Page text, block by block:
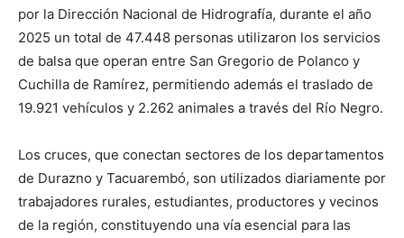
por la Dirección Nacional de Hidrografía, durante el año
2025 un total de 47.448 personas utilizaron los servicios
de balsa que operan entre San Gregorio de Polanco y
Cuchilla de Ramírez, permitiendo además el traslado de
19.921 vehículos y 2.262 animales a través del Río Negro.
Los cruces, que conectan sectores de los departamentos
de Durazno y Tacuarembó, son utilizados diariamente por
trabajadores rurales, estudiantes, productores y vecinos
de la región, constituyendo una vía esencial para las